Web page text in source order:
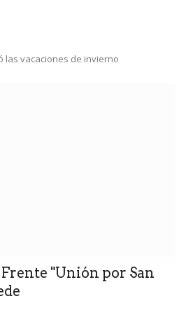
las vacaciones de invierno
Frente "Unión por San